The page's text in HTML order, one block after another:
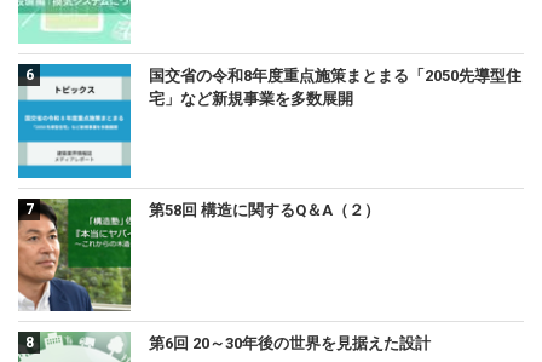
国交省の令和8年度重点施策まとまる「2050先導型住
宅」など新規事業を多数展開
第58回 構造に関するQ＆A（２）
第6回 20～30年後の世界を見据えた設計